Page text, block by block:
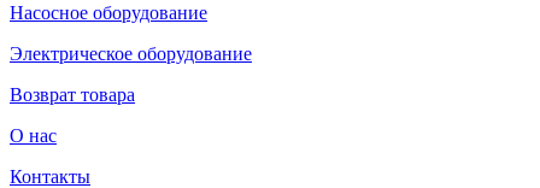
Насосное оборудование
Электрическое оборудование
Возврат товара
О нас
Контакты